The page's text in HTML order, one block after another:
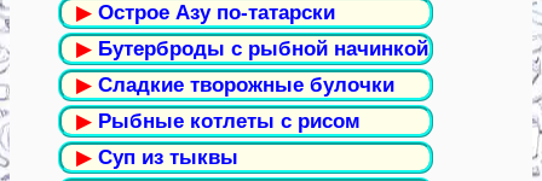
▶ Острое Азу по-татарски
▶ Бутерброды с рыбной начинкой
▶ Сладкие творожные булочки
▶ Рыбные котлеты с рисом
▶ Суп из тыквы